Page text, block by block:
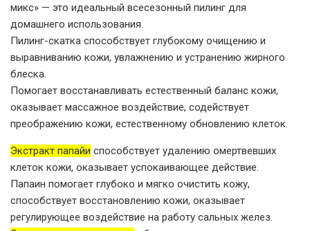
микс» — это идеальный всесезонный пилинг для
домашнего использования.
Пилинг-скатка способствует глубокому очищению и
выравниванию кожи, увлажнению и устранению жирного
блеска.
Помогает восстанавливать естественный баланс кожи,
оказывает массажное воздействие, содействует
преображению кожи, естественному обновлению клеток.
Экстракт папайи способствует удалению омертвевших
клеток кожи, оказывает успокаивающее действие.
Папаин помогает глубоко и мягко очистить кожу,
способствует восстановлению кожи, оказывает
регулирующее воздействие на работу сальных желез.